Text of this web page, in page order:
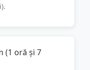
).
(1 oră și 7